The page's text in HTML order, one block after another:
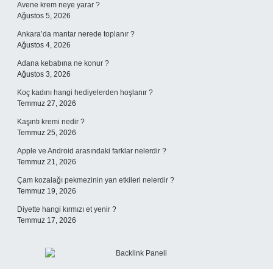
Avene krem neye yarar ?
Ağustos 5, 2026
Ankara’da mantar nerede toplanır ?
Ağustos 4, 2026
Adana kebabına ne konur ?
Ağustos 3, 2026
Koç kadını hangi hediyelerden hoşlanır ?
Temmuz 27, 2026
Kaşıntı kremi nedir ?
Temmuz 25, 2026
Apple ve Android arasındaki farklar nelerdir ?
Temmuz 21, 2026
Çam kozalağı pekmezinin yan etkileri nelerdir ?
Temmuz 19, 2026
Diyette hangi kırmızı et yenir ?
Temmuz 17, 2026